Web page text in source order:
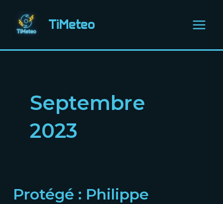
contenu
TiMeteo
Menu
Septembre
2023
Protégé : Philippe
Protégé :